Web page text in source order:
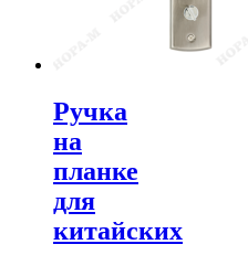
Ручка
на
планке
для
китайских